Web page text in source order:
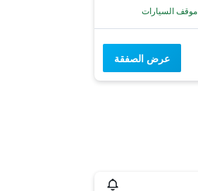
موقف السيارات
عرض الصفقة